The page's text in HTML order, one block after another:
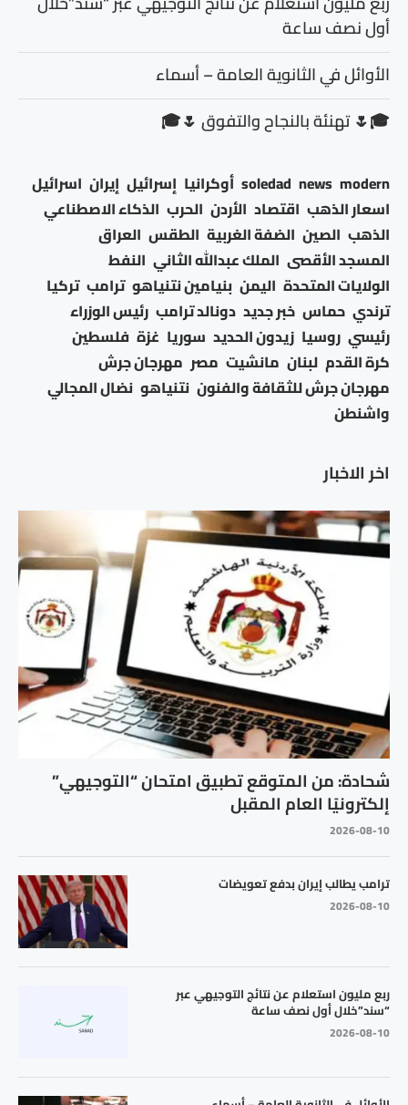
اخر الاخبار
شحادة: من المتوقع تطبيق امتحان “التوجيهي”
إلكترونيًا العام المقبل
2026-08-10
ترامب يطالب إيران بدفع تعويضات
2026-08-10
ربع مليون استعلام عن نتائج التوجيهي عبر
“سند”خلال أول نصف ساعة
2026-08-10
أول نصف ساعة
الأوائل في الثانوية العامة – أسماء
🎓🌷 تهنئة بالنجاح والتفوق 🌷🎓
modern
news
soledad أوكرانيا إسرائيل إيران اسرائيل
اسعار الذهب اقتصاد الأردن الحرب الذكاء الاصطناعي
الذهب الصين الضفة الغربية الطقس العراق
المسجد الأقصى الملك عبدالله الثاني النفط
الولايات المتحدة اليمن بنيامين نتنياهو ترامب تركيا
ترندي حماس خبر جديد دونالد ترامب رئيس الوزراء
رئيسي روسيا زيدون الحديد سوريا غزة فلسطين
كرة القدم لبنان مانشيت مصر مهرجان جرش
مهرجان جرش للثقافة والفنون نتنياهو نضال المجالي
واشنطن